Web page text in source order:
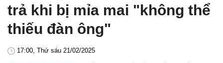
trả khi bị mỉa mai "không thể
thiếu đàn ông"
17:00, Thứ sáu 21/02/2025